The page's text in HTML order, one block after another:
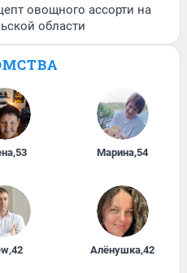
овощного ассорти на
области
,53 Марина,54
,42 Алёнушка,42